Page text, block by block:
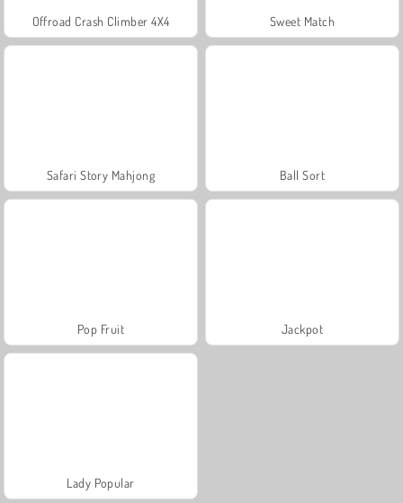
Offroad Crash Climber 4X4 Sweet Match
Safari Story Mahjong Ball Sort
Pop Fruit Jackpot
Lady Popular